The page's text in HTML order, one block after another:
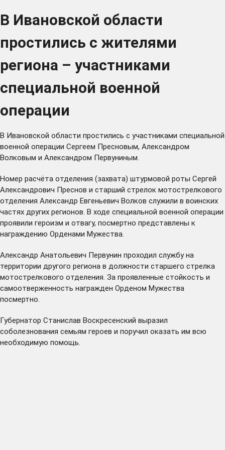
В Ивановской области
простились с жителями
региона – участниками
специальной военной
операции
В Ивановской области простились с участниками специальной
военной операции Сергеем Пресновым, Александром
Волковым и Александром Первуниным.
Номер расчёта отделения (захвата) штурмовой роты Сергей
Александрович Преснов и старший стрелок мотострелкового
отделения Александр Евгеньевич Волков служили в воинских
частях других регионов. В ходе специальной военной операции
проявили героизм и отвагу, посмертно представлены к
награждению Орденами Мужества.
Александр Анатольевич Первунин проходил службу на
территории другого региона в должности старшего стрелка
мотострелкового отделения. За проявленные стойкость и
самоотверженность награжден Орденом Мужества
посмертно.
Губернатор Станислав Воскресенский выразил
соболезнования семьям героев и поручил оказать им всю
необходимую помощь.